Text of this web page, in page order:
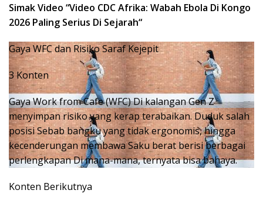
Simak Video “Video CDC Afrika: Wabah Ebola Di Kongo
2026 Paling Serius Di Sejarah“
Gaya WFC dan Risiko Saraf Kejepit
3 Konten
Gaya Work from Cafe (WFC) Di kalangan Gen Z
menyimpan risiko yang kerap terabaikan. Duduk salah
posisi Sebab bangku yang tidak ergonomis, hingga
kecenderungan membawa Saku berat berisi berbagai
perlengkapan Di mana-mana, ternyata bisa bahaya.
Konten Berikutnya